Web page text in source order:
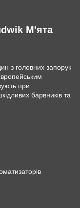
М'ята
з головних запорук
при
барвників та